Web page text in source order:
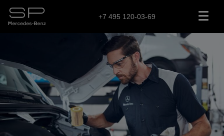
+7 495 120-03-69